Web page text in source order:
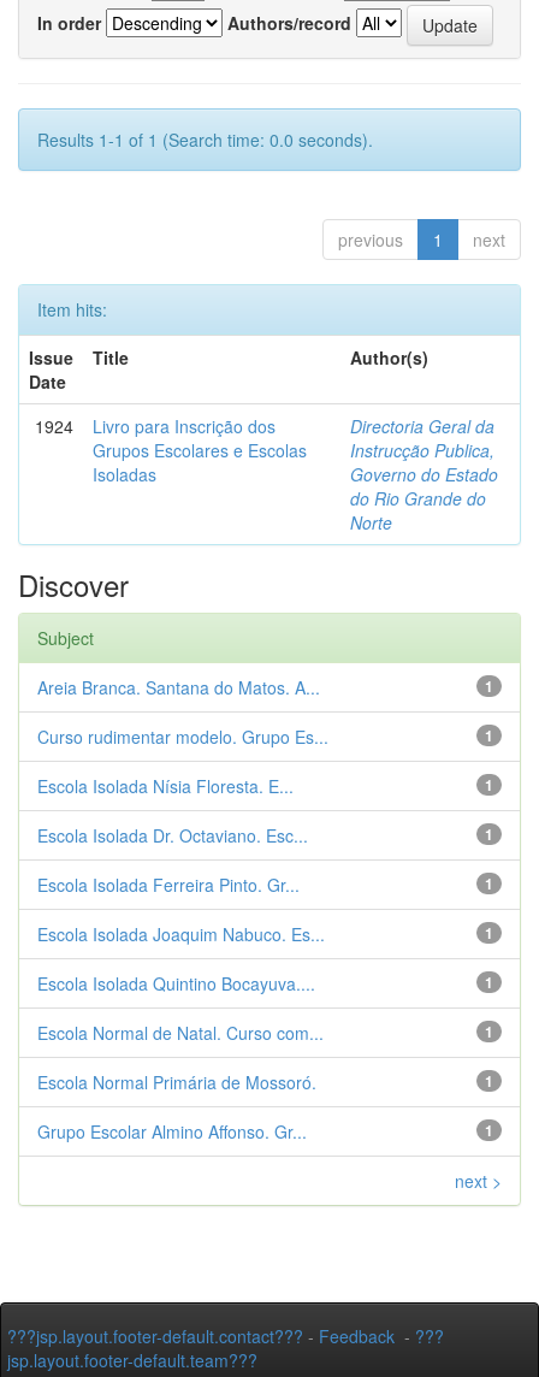
In order
Authors/record
Results 1-1 of 1 (Search time: 0.0 seconds).
previous 1 next
Item hits:
Issue
Date
Title Author(s)
1924
Livro para Inscrição dos
Grupos Escolares e Escolas
Isoladas
Directoria Geral da
Instrucção Publica,
Governo do Estado
do Rio Grande do
Norte
Discover
Subject
1
Areia Branca. Santana do Matos. A...
1
Curso rudimentar modelo. Grupo Es...
1
Escola Isolada Nísia Floresta. E...
1
Escola Isolada Dr. Octaviano. Esc...
1
Escola Isolada Ferreira Pinto. Gr...
1
Escola Isolada Joaquim Nabuco. Es...
1
Escola Isolada Quintino Bocayuva....
1
Escola Normal de Natal. Curso com...
1
Escola Normal Primária de Mossoró.
1
Grupo Escolar Almino Affonso. Gr...
next >
???jsp.layout.footer-default.contact??? - Feedback - ???
jsp.layout.footer-default.team???